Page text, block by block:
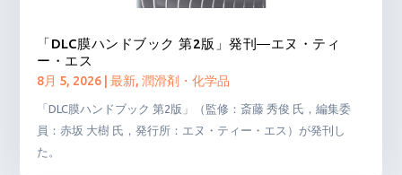
「DLC膜ハンドブック 第2版」発刊―エヌ・ティ
ー・エス
8月 5, 2026 |最新,潤滑剤・化学品
「DLC膜ハンドブック 第2版」（監修：斎藤 秀俊 氏，編集委
員：赤坂 大樹 氏，発行所：エヌ・ティー・エス）が発刊し
た。